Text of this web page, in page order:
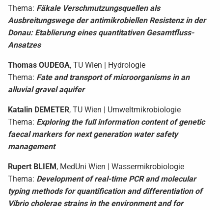
Thema: Fäkale Verschmutzungsquellen als
Ausbreitungswege der antimikrobiellen Resistenz in der
Donau: Etablierung eines quantitativen Gesamtfluss-
Ansatzes
Thomas OUDEGA, TU Wien | Hydrologie
Thema: Fate and transport of microorganisms in an
alluvial gravel aquifer
Katalin DEMETER, TU Wien | Umweltmikrobiologie
Thema: Exploring the full information content of genetic
faecal markers for next generation water safety
management
Rupert BLIEM, MedUni Wien | Wassermikrobiologie
Thema: Development of real-time PCR and molecular
typing methods for quantification and differentiation of
Vibrio cholerae strains in the environment and for